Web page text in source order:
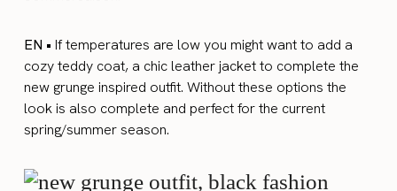
EN • If temperatures are low you might want to add a
cozy teddy coat, a chic leather jacket to complete the
new grunge inspired outfit. Without these options the
look is also complete and perfect for the current
spring/summer season.